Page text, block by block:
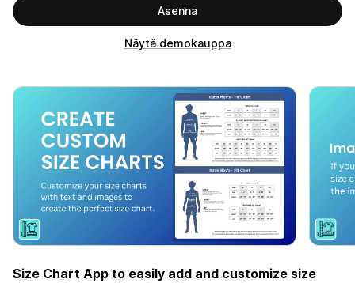
Asenna
Näytä demokauppa
Size Chart App to easily add and customize size